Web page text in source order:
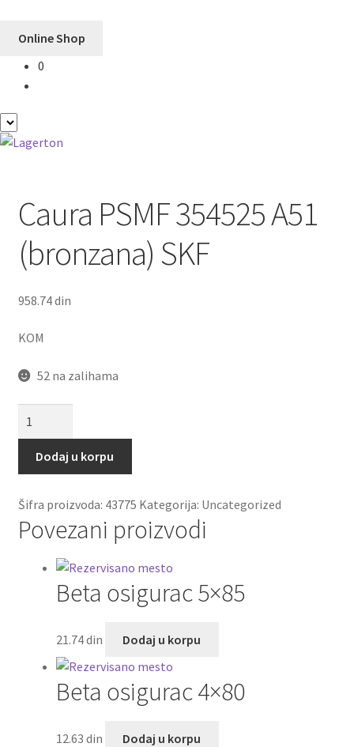
Online Shop
0
Caura PSMF 354525 A51
(bronzana) SKF
958.74din
KOM
52 na zalihama
354525
A51
SKF
količina
Dodaj u korpu
Šifra proizvoda: 43775 Kategorija: Uncategorized
Povezani proizvodi
Beta osigurac 5×85
21.74din Dodaj u korpu
Beta osigurac 4×80
12.63 din Dodaj u korpu